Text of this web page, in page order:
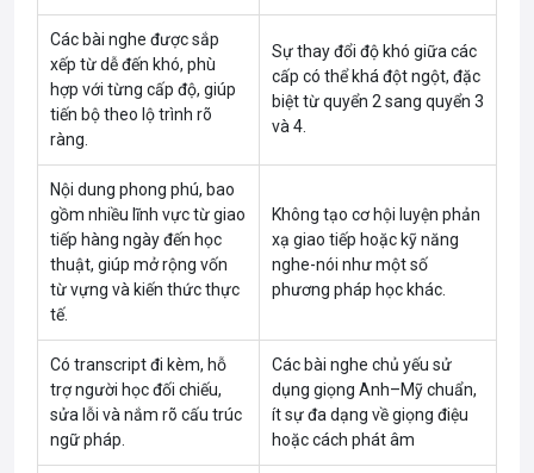
Các bài nghe được sắp
xếp từ dễ đến khó, phù
hợp với từng cấp độ, giúp
tiến bộ theo lộ trình rõ
ràng.
Sự thay đổi độ khó giữa các
cấp có thể khá đột ngột, đặc
biệt từ quyển 2 sang quyển 3
và 4.
Nội dung phong phú, bao
gồm nhiều lĩnh vực từ giao
tiếp hàng ngày đến học
thuật, giúp mở rộng vốn
từ vựng và kiến thức thực
tế.
Không tạo cơ hội luyện phản
xạ giao tiếp hoặc kỹ năng
nghe-nói như một số
phương pháp học khác.
Có transcript đi kèm, hỗ
trợ người học đối chiếu,
sửa lỗi và nắm rõ cấu trúc
ngữ pháp.
Các bài nghe chủ yếu sử
dụng giọng Anh–Mỹ chuẩn,
ít sự đa dạng về giọng điệu
hoặc cách phát âm